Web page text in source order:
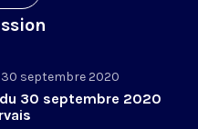
septembre 2020
30 septembre 2020